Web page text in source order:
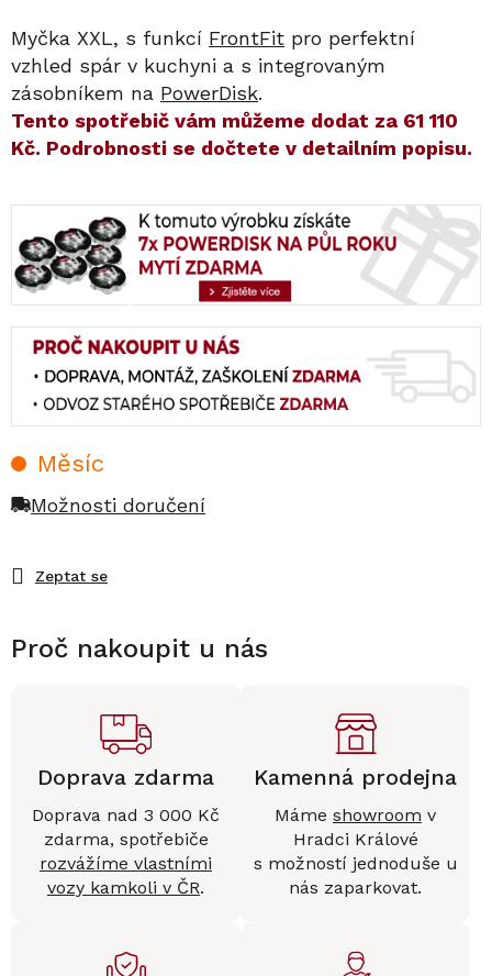
Myčka XXL, s funkcí FrontFit pro perfektní
vzhled spár v kuchyni a s integrovaným
zásobníkem na PowerDisk.
​​Tento spotřebič vám můžeme dodat za 61 110
Kč. Podrobnosti se dočtete v detailním popisu.
Zeptat se
Měsíc
Možnosti doručení
Proč nakoupit u nás
Doprava zdarma
Doprava nad 3 000 Kč
zdarma, spotřebiče
rozvážíme vlastními
vozy kamkoli v ČR.
Kamenná prodejna
Máme showroom v
Hradci Králové
s možností jednoduše u
nás zaparkovat.